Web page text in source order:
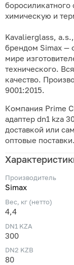
химическую и
Kavalierglass,
брендом Simax —
мире
технического.
качество.
9001:2015.
Компания Prime
адаптер dn1 kza
доставкой или
оптовые
Производитель
Simax
Вес, кг (нетто)
4,4
DN1 KZA
300
DN2 KZB
80